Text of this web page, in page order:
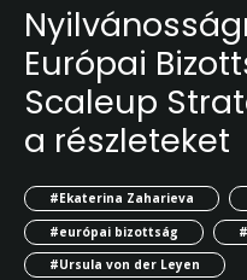
Európai
Scaleup
a részleteket
#Ekaterina Zaharieva
#európai bizottság
#Ursula von der Leyen